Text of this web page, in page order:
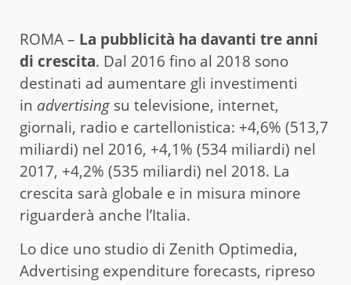
ROMA – La pubblicità ha davanti tre anni
di crescita. Dal 2016 fino al 2018 sono
destinati ad aumentare gli investimenti
in advertising su televisione, internet,
giornali, radio e cartellonistica: +4,6% (513,7
miliardi) nel 2016, +4,1% (534 miliardi) nel
2017, +4,2% (535 miliardi) nel 2018. La
crescita sarà globale e in misura minore
riguarderà anche l’Italia.
Lo dice uno studio di Zenith Optimedia,
Advertising expenditure forecasts, ripreso